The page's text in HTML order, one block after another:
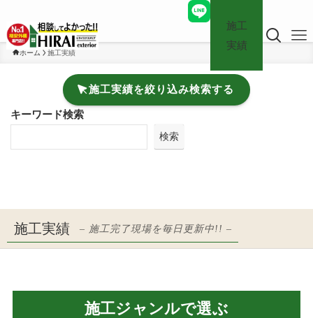
施工
実績
ホーム 施工実績
施工実績を絞り込み検索する
キーワード検索
検索
施工実績 – 施工完了現場を毎日更新中!! –
施工ジャンルで選ぶ